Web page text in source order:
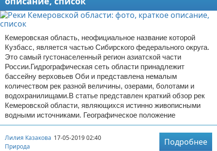
Кемеровская область, неофициальное название которой
Кузбасс, является частью Сибирского федерального округа.
Это самый густонаселенный регион азиатской части
России.Гидрографическая сеть области принадлежит
бассейну верховьев Оби и представлена немалым
количеством рек разной величины, озерами, болотами и
водохранилищами.В статье представлен краткий обзор рек
Кемеровской области, являющихся истинно живописными
водными источниками. Географическое положение
Лилия Казакова 17-05-2019 02:40
Природа
Подробнее